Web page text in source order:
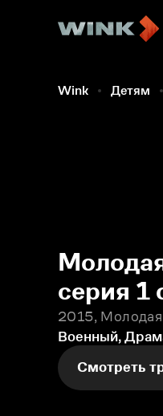
Wink Детям
серия 1
2015, Молодая
Военный,
Смотреть